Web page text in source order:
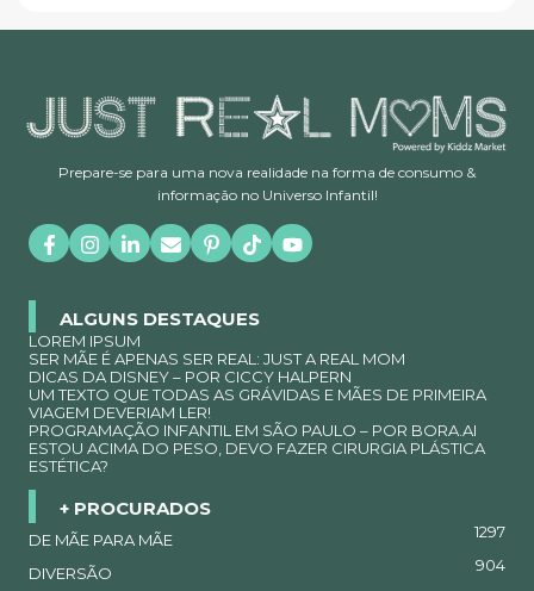
Prepare-se para uma nova realidade na forma de consumo &
informação no Universo Infantil!
ALGUNS DESTAQUES
LOREM IPSUM
SER MÃE É APENAS SER REAL: JUST A REAL MOM
DICAS DA DISNEY – POR CICCY HALPERN
UM TEXTO QUE TODAS AS GRÁVIDAS E MÃES DE PRIMEIRA
VIAGEM DEVERIAM LER!
PROGRAMAÇÃO INFANTIL EM SÃO PAULO – POR BORA.AI
ESTOU ACIMA DO PESO, DEVO FAZER CIRURGIA PLÁSTICA
ESTÉTICA?
+ PROCURADOS
DE MÃE PARA MÃE 1297
DIVERSÃO
904